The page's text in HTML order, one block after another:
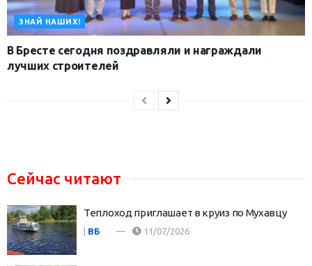
ЗНАЙ НАШИХ!
В Бресте сегодня поздравляли и награждали
лучших строителей
Сейчас читают
Теплоход приглашает в круиз по Мухавцу
| ВБ 11/07/2026